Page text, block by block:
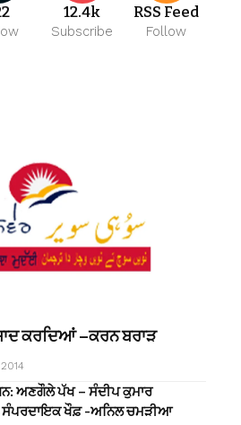
12.4k
Subscribe
RSS Feed
Follow
ਕਰਦਿਆਂ –ਕਰਨ ਬਰਾੜ
ਅਣਗੌਲੇ ਪੱਖ – ਸੰਦੀਪ ਕੁਮਾਰ
ਸੰਪਰਦਾਇਕ ਖੌਫ਼ -ਅਨਿਲ ਚਮੜੀਆ